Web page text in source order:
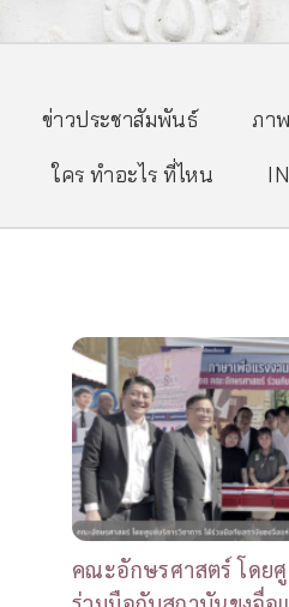
ข่าวประชาสัมพันธ์ ภา
ใคร ทำอะไร ที่ไหน
คณะอักษรศาสตร์ โดย